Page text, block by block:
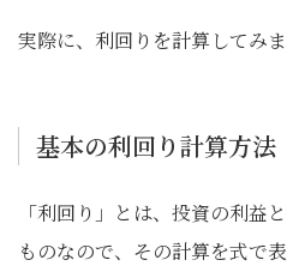
実際に、利回りを計算してみま
基本の利回り計算方法
「利回り」とは、投資の利益
ものなので、その計算を式で表